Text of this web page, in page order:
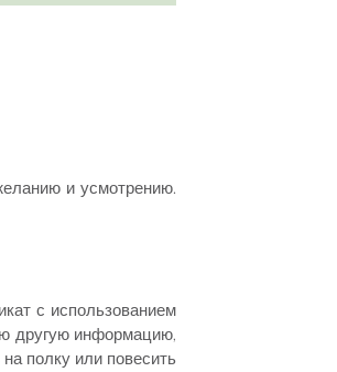
и усмотрению.
с использованием
другую информацию,
полку или повесить